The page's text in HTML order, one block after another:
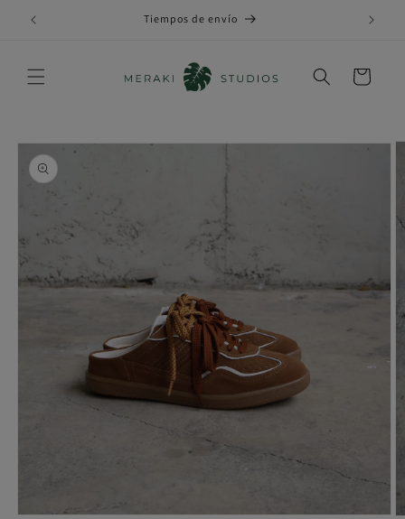
directamente
Tiempos de envío
Carrito
directamente
información
del producto